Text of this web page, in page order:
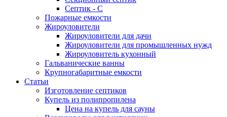
Септик - С
Пожарные емкости
Жироуловители
Жироуловители для дачи
Жироуловители для промышленных нужд
Жироуловитель кухонный
Гальванические ванны
Крупногабаритные емкости
Статьи
Изготовление септиков
Купель из полипропилена
Цена на купель для сауны